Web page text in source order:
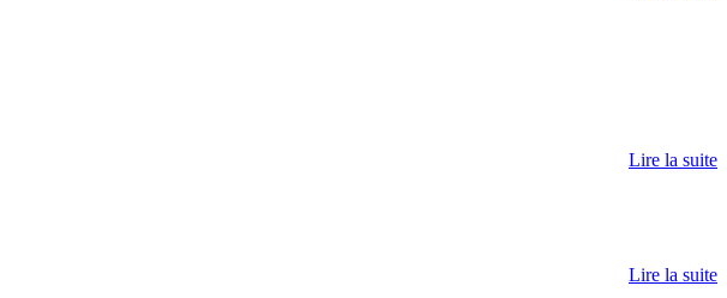
Lire la suite
Lire la suite